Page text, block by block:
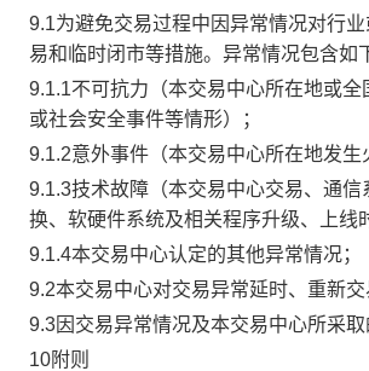
9.1为避免交易过程中因异常情况对行
易和临时闭市等措施。异常情况包含如
9.1.1不可抗力（本交易中心所在地或
或社会安全事件等情形）；
9.1.2意外事件（本交易中心所在地发
9.1.3技术故障（本交易中心交易、通
换、软硬件系统及相关程序升级、上
9.1.4本交易中心认定的其他异常情况；
9.2本交易中心对交易异常延时、重新
9.3因交易异常情况及本交易中心所采
10附则